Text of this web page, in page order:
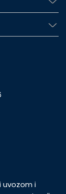
uvozom i